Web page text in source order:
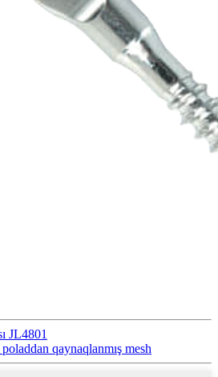
JL4801
qaynaqlanmış mesh